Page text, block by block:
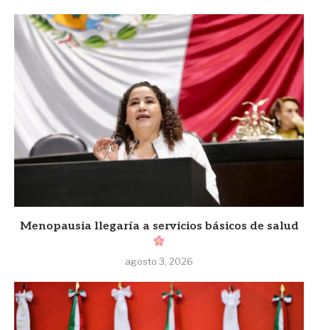
Menopausia llegaría a servicios básicos de salud
agosto 3, 2026